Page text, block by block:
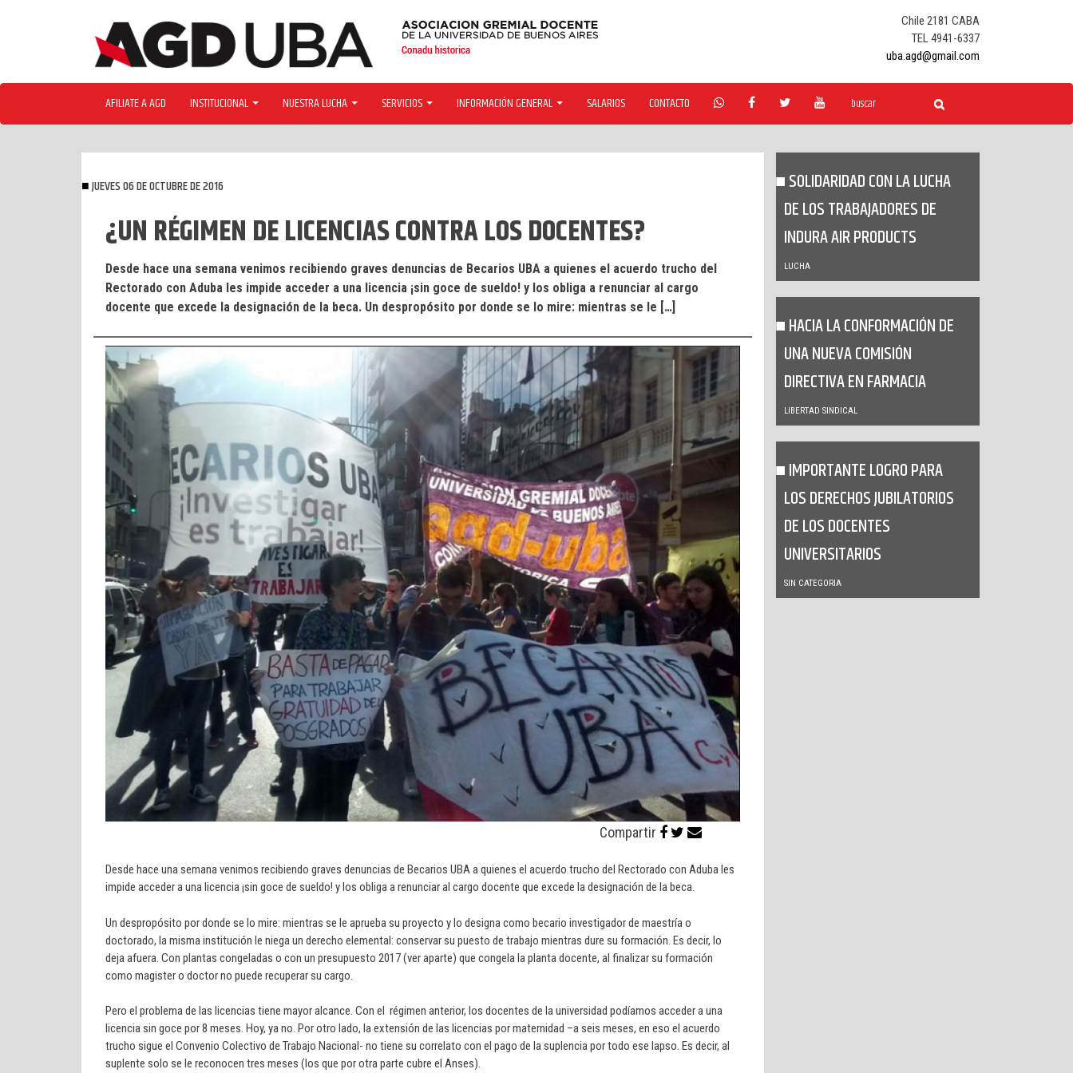
Chile 2181 CABA
TEL 4941-6337
uba.agd@gmail.com
AFILIATE A AGD INSTITUCIONAL NUESTRA LUCHA SERVICIOS INFORMACIÓN GENERAL SALARIOS CONTACTO
JUEVES 06 DE OCTUBRE DE 2016
¿UN RÉGIMEN DE LICENCIAS CONTRA LOS DOCENTES?
Desde hace una semana venimos recibiendo graves denuncias de Becarios UBA a quienes el acuerdo trucho del
Rectorado con Aduba les impide acceder a una licencia ¡sin goce de sueldo! y los obliga a renunciar al cargo
docente que excede la designación de la beca. Un despropósito por donde se lo mire: mientras se le […]
Compartir
Desde hace una semana venimos recibiendo graves denuncias de Becarios UBA a quienes el acuerdo trucho del Rectorado con Aduba les
impide acceder a una licencia ¡sin goce de sueldo! y los obliga a renunciar al cargo docente que excede la designación de la beca.
Un despropósito por donde se lo mire: mientras se le aprueba su proyecto y lo designa como becario investigador de maestría o
doctorado, la misma institución le niega un derecho elemental: conservar su puesto de trabajo mientras dure su formación. Es decir, lo
deja afuera. Con plantas congeladas o con un presupuesto 2017 (ver aparte) que congela la planta docente, al finalizar su formación
como magister o doctor no puede recuperar su cargo.
Pero el problema de las licencias tiene mayor alcance. Con el régimen anterior, los docentes de la universidad podíamos acceder a una
licencia sin goce por 8 meses. Hoy, ya no. Por otro lado, la extensión de las licencias por maternidad –a seis meses, en eso el acuerdo
trucho sigue el Convenio Colectivo de Trabajo Nacional- no tiene su correlato con el pago de la suplencia por todo ese lapso. Es decir, al
suplente solo se le reconocen tres meses (los que por otra parte cubre el Anses).
SOLIDARIDAD CON LA LUCHA
DE LOS TRABAJADORES DE
INDURA AIR PRODUCTS
LUCHA
HACIA LA CONFORMACIÓN DE
UNA NUEVA COMISIÓN
DIRECTIVA EN FARMACIA
LIBERTAD SINDICAL
IMPORTANTE LOGRO PARA
LOS DERECHOS JUBILATORIOS
DE LOS DOCENTES
UNIVERSITARIOS
SIN CATEGORIA